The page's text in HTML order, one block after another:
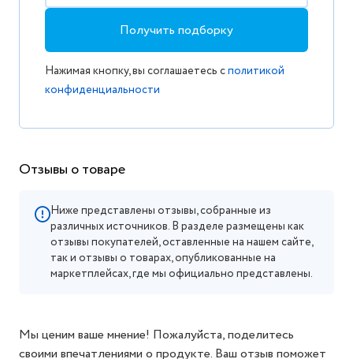
Получить подборку
Нажимая кнопку, вы соглашаетесь сполитикой
конфиденциальности
Отзывы о товаре
Ниже представлены отзывы, собранные из
различных источников. В разделе размещены как
отзывы покупателей, оставленные на нашем сайте,
так и отзывы о товарах, опубликованные на
маркетплейсах, где мы официально представлены.
Мы ценим ваше мнение! Пожалуйста, поделитесь
своими впечатлениями о продукте. Ваш отзыв поможет